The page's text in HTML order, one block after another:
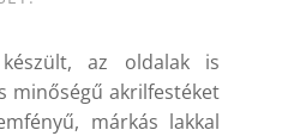
az oldalak is
minőségű akrilfestéket
márkás lakkal